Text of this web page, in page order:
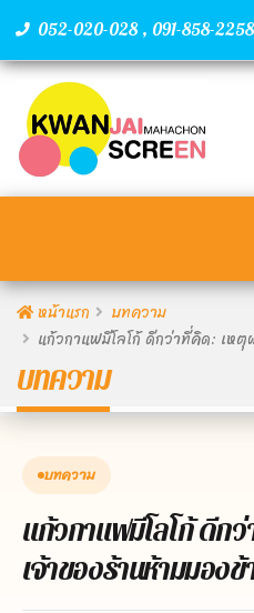
052-020-028 , 091-858-2258
หน้าแรก
บทความ
แก้วกาแฟมีโลโก้ ดีกว่าที่คิด: เห
บทความ
บทความ
แก้วกาแฟมีโลโก้ ดีก
เจ้าของร้านห้ามมองข้